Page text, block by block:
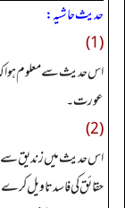
حدیث حاشیہ:
(1)
اس حدیث سے معلوم ہوا کہ
عورت۔
(2)
اس حدیث میں زندیق
حقائق کی فاسد تاویل